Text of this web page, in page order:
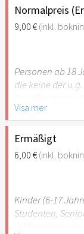
Normalpreis
9,00 €(inkl.
Personen ab 18
die keine der u.g.
Visa mer
Ermäßigt
6,00 €(inkl.
Kinder (6-17
Studenten,